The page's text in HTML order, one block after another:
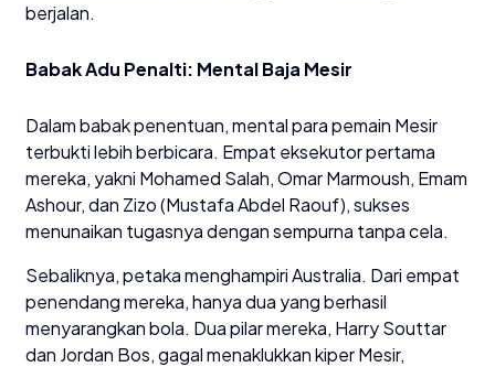
berjalan.
​Babak Adu Penalti: Mental Baja Mesir
​Dalam babak penentuan, mental para pemain Mesir
terbukti lebih berbicara. Empat eksekutor pertama
mereka, yakni Mohamed Salah, Omar Marmoush, Emam
Ashour, dan Zizo (Mustafa Abdel Raouf), sukses
menunaikan tugasnya dengan sempurna tanpa cela.
​Sebaliknya, petaka menghampiri Australia. Dari empat
penendang mereka, hanya dua yang berhasil
menyarangkan bola. Dua pilar mereka, Harry Souttar
dan Jordan Bos, gagal menaklukkan kiper Mesir,